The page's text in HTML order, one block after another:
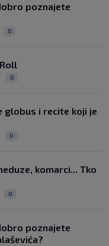
poznajete
0
0
globus i recite koji je
0
komarci... Tko
0
poznajete